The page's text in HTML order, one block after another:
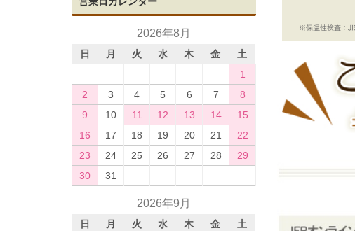
2026年8月
日 月 火 水 木 金
土
1
2
3 4 5 6 7
8
9
10 11 12 13 14
15
16
17 18 19 20 21
22
23
24 25 26 27 28
29
30
31
2026年9月
日 月 火 水 木 金
土